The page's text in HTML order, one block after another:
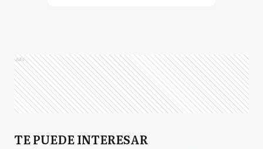
Ads
TE PUEDE INTERESAR